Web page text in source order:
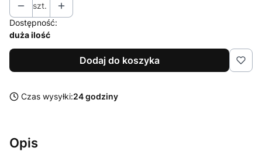
szt.
Dostępność:
duża ilość
Dodaj do koszyka
Czas wysyłki:24 godziny
Opis